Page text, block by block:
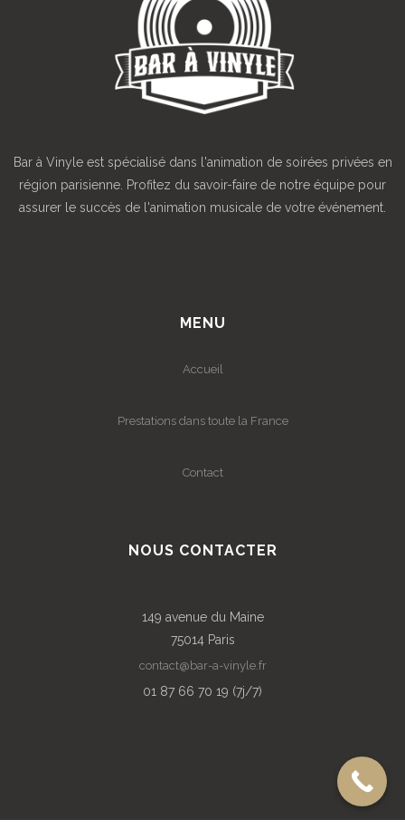
Bar à Vinyle est spécialisé dans l'animation de soirées privées en
région parisienne. Profitez du savoir-faire de notre équipe pour
assurer le succès de l'animation musicale de votre événement.
MENU
Accueil
Prestations dans toute la France
Contact
NOUS CONTACTER
149 avenue du Maine
75014 Paris
contact@bar-a-vinyle.fr
01 87 66 70 19 (7j/7)